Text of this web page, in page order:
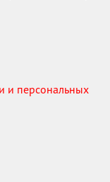
и персональных